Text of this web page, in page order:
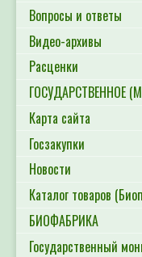
Вопросы и ответы
Видео-архивы
Расценки
ГОСУДАРСТВЕННОЕ
Карта сайта
Госзакупки
Новости
Каталог товаров
БИОФАБРИКА
Государственный